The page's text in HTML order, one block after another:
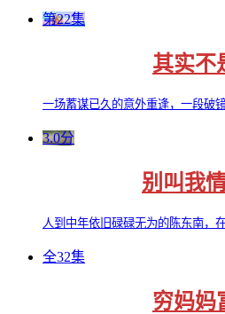
第22集
其实不
一场蓄谋已久的意外重逢，一段破
3.0分
别叫我
人到中年依旧碌碌无为的陈东南，在
全32集
穷妈妈